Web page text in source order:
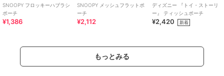
SNOOPY フロッキーハブラシ
ポーチ
¥1,386
SNOOPY メッシュフラットポ
ーチ
¥2,112
ディズニー 『トイ・ストーリ
ー』 ティッシュポーチ
¥2,420 新着
もっとみる